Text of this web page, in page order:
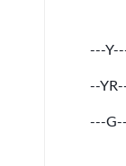
---
--
---